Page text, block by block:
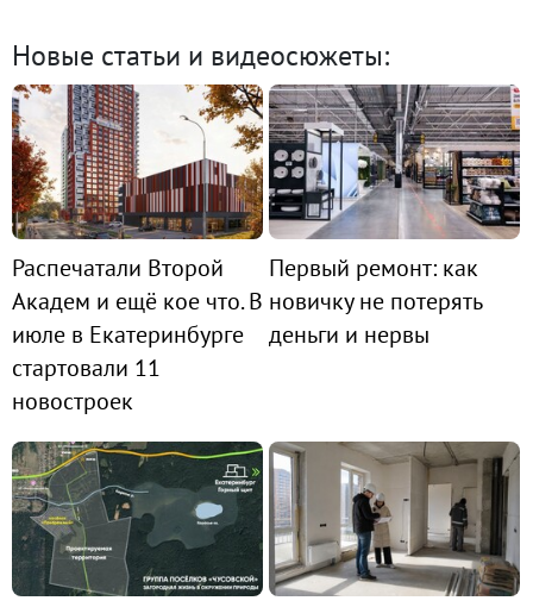
Новые статьи и видеосюжеты:
Распечатали Второй
Академ и ещё кое что. В
июле в Екатеринбурге
стартовали 11
новостроек
Первый ремонт: как
новичку не потерять
деньги и нервы